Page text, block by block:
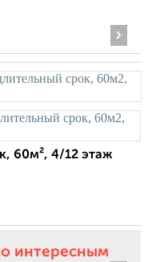
›
60м², 4/12 этаж
интересным